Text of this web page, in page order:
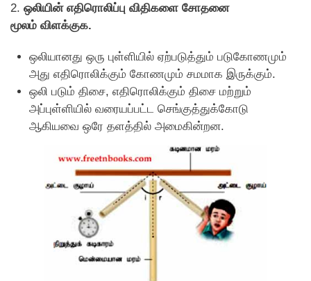
2. ஒலியின் எதிரொலிப்பு விதிகளை சோதனை
மூலம் விளக்குக.
ஒலியானது ஒரு புள்ளியில் ஏற்படுத்தும் படுகோணமும்
அது எதிரொலிக்கும் கோணமும் சமமாக இருக்கும்.
ஒலி படும் திசை, எதிரொலிக்கும் திசை மற்றும்
அப்புள்ளியில் வரையப்பட்ட செங்குத்துக்கோடு
ஆகியவை ஒரே தளத்தில் அமைகின்றன.